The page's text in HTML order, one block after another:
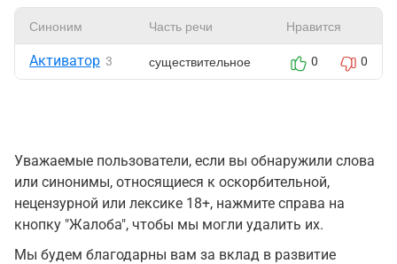
Синоним Часть речи Нравится
Активатор 3 существительное 0 0
Уважаемые пользователи, если вы обнаружили слова
или синонимы, относящиеся к оскорбительной,
нецензурной или лексике 18+, нажмите справа на
кнопку "Жалоба", чтобы мы могли удалить их.
Мы будем благодарны вам за вклад в развитие